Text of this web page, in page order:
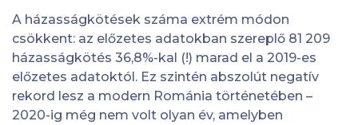
A házasságkötések száma extrém módon
csökkent: az előzetes adatokban szereplő 81 209
házasságkötés 36,8%-kal (!) marad el a 2019-es
előzetes adatoktól. Ez szintén abszolút negatív
rekord lesz a modern Románia történetében –
2020-ig még nem volt olyan év, amelyben